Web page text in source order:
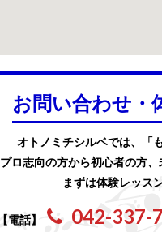
お問い合わせ・
オトノミチシルベでは、「
プロ志向の方から初心者の方
まずは体験レッス
【電話】 042-337-